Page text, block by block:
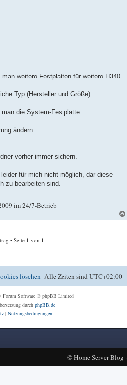
weitere Festplatten für weitere H340
Typ (Hersteller und Größe).
die System-Festplatte
ändern.
vorher immer sichern.
für mich nicht möglich, dar diese
zu bearbeiten sind.
im 24/7-Betrieb
• Seite 1 von 1
Alle Zeiten sindUTC+02:00
löschen
Forum Software © phpBB Limited
durch phpBB.de
| Nutzungsbedingungen
©Home Server Blog